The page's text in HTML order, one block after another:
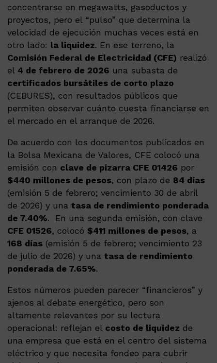
concentrarse en megawatts, gasoductos y
proyectos, pero el “pulso” que determina la
velocidad de ejecución muchas veces está en
otro lado: la liquidez. En ese terreno, la
Comisión Federal de Electricidad (CFE) realizó
el 4 de febrero de 2026 una subasta de
certificados bursátiles de corto plazo
(CEBURES), con resultados públicos que
permiten observar cuánto cuesta financiarse en
el mercado en el arranque de 2026.
De acuerdo con los documentos publicados en
la Bolsa Mexicana de Valores, CFE colocó una
emisión con clave de pizarra CFE 01426 por
$440 millones de pesos, con plazo de 84 días
(emisión 5 de febrero; vencimiento 30 de abril
de 2026) y una tasa de rendimiento ponderada
de 7.40%. En una segunda emisión, con clave
CFE 01526, colocó $411 millones de pesos, a
168 días (emisión 5 de febrero; vencimiento 23
de julio de 2026) y una tasa de rendimiento
ponderada de 7.65%.
Estos números pueden parecer “financieros” y
ajenos al debate energético, pero son
altamente relevantes por su lectura
operacional: reflejan el costo de liquidez de
una empresa que está en el centro del sistema
eléctrico y que necesita fondeo para cubrir